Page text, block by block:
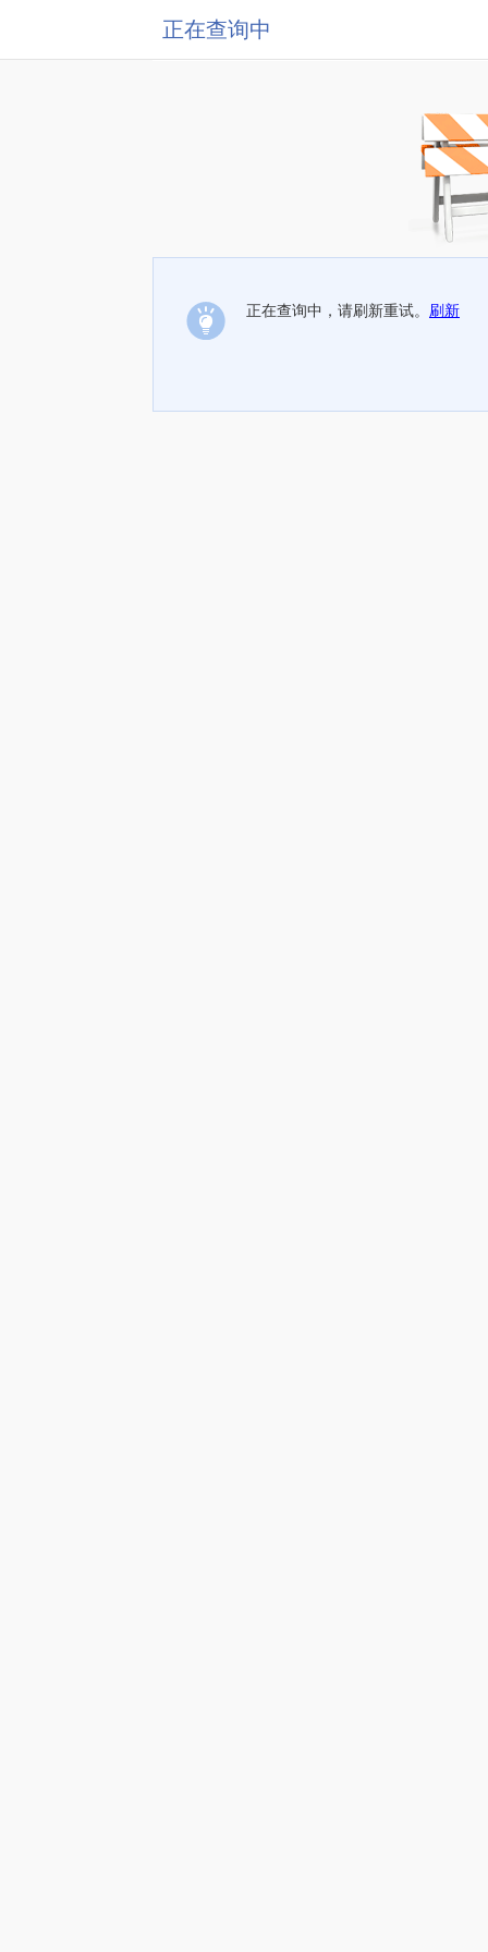
正在查询中
正在查询中，请刷新重试。 刷新